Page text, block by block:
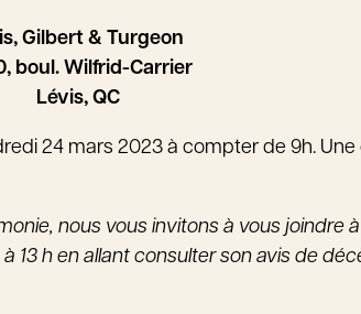
Gilbert & Turgeon
boul. Wilfrid-Carrier
Lévis, QC
24 mars 2023 à compter de 9h.
nous vous invitons à vous joindre
13 h en allant consulter son avis de